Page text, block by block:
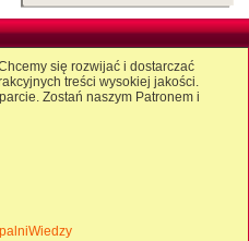
się rozwijać i dostarczać
treści wysokiej jakości.
Zostań naszym Patronem i